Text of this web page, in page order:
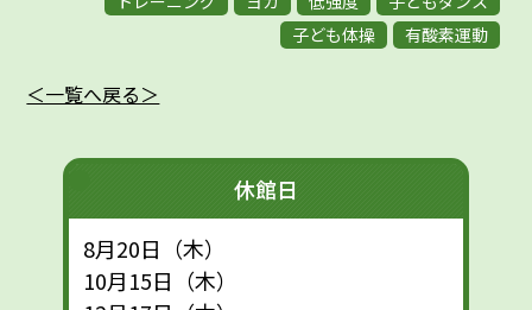
子ども体操
有酸素運動
＜一覧へ戻る＞
休館日
8月20日（木）
10月15日（木）